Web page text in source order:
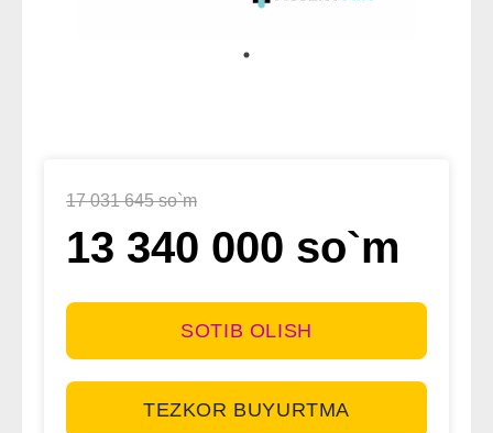
17 031 645 so`m
13 340 000 so`m
SOTIB OLISH
TEZKOR BUYURTMA